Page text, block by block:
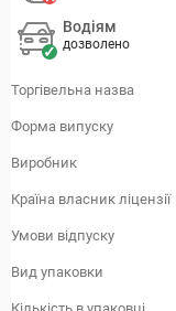
Водіям
дозволено
Торгівельна назва
Форма випуску
Виробник
Країна власник ліцензії
Умови відпуску
Вид упаковки